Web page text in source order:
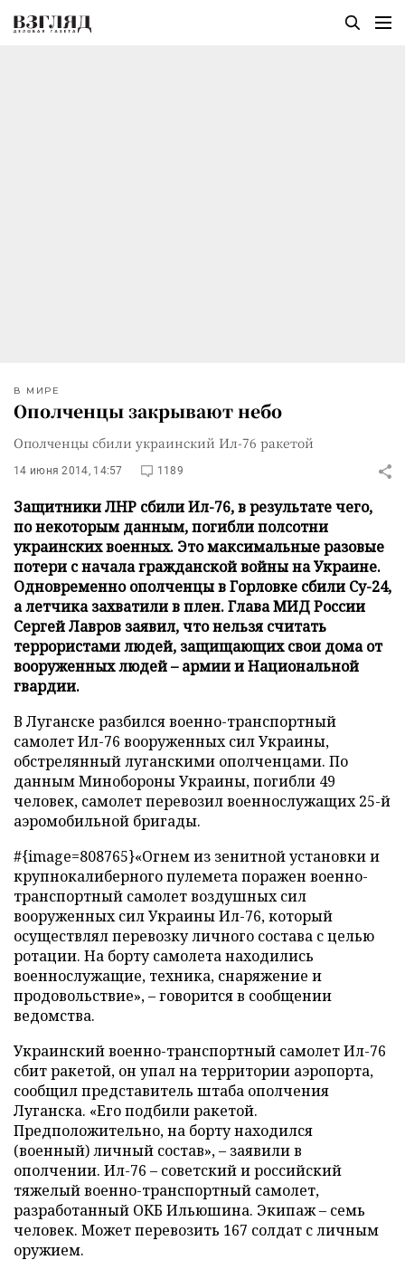
В МИРЕ
Ополченцы закрывают небо
Ополченцы сбили украинский Ил-76 ракетой
14 июня 2014, 14:57 1189
Защитники ЛНР сбили Ил-76, в результате чего,
по некоторым данным, погибли полсотни
украинских военных. Это максимальные разовые
потери с начала гражданской войны на Украине.
Одновременно ополченцы в Горловке сбили Су-24,
а летчика захватили в плен. Глава МИД России
Сергей Лавров заявил, что нельзя считать
террористами людей, защищающих свои дома от
вооруженных людей – армии и Национальной
гвардии.
В Луганске разбился военно-транспортный
самолет Ил-76 вооруженных сил Украины,
обстрелянный луганскими ополченцами. По
данным Минобороны Украины, погибли 49
человек, самолет перевозил военнослужащих 25-й
аэромобильной бригады.
#{image=808765}«Огнем из зенитной установки и
крупнокалиберного пулемета поражен военно-
транспортный самолет воздушных сил
вооруженных сил Украины Ил-76, который
осуществлял перевозку личного состава с целью
ротации. На борту самолета находились
военнослужащие, техника, снаряжение и
продовольствие», – говорится в сообщении
ведомства.
Украинский военно-транспортный самолет Ил-76
сбит ракетой, он упал на территории аэропорта,
сообщил представитель штаба ополчения
Луганска. «Его подбили ракетой.
Предположительно, на борту находился
(военный) личный состав», – заявили в
ополчении. Ил-76 – советский и российский
тяжелый военно-транспортный самолет,
разработанный ОКБ Ильюшина. Экипаж – семь
человек. Может перевозить 167 солдат с личным
оружием.